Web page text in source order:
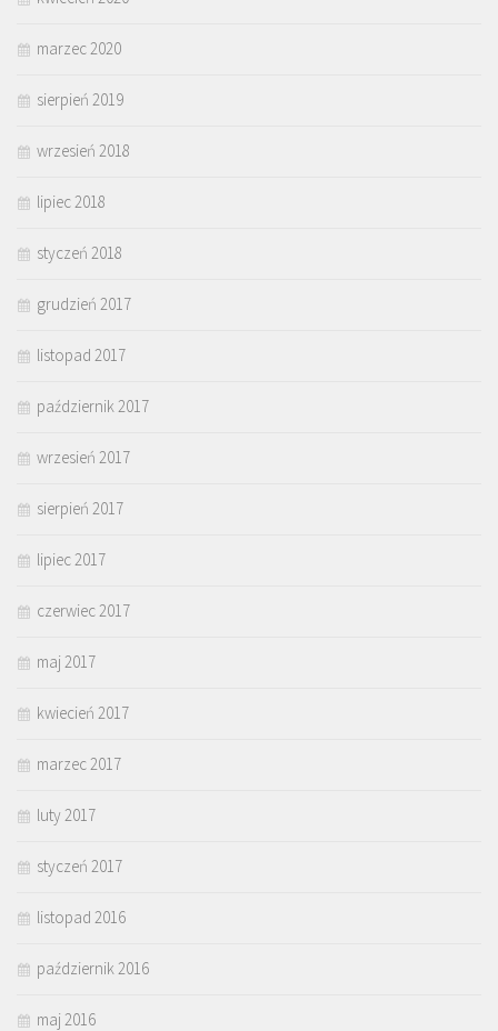
marzec 2020
sierpień 2019
wrzesień 2018
lipiec 2018
styczeń 2018
grudzień 2017
listopad 2017
październik 2017
wrzesień 2017
sierpień 2017
lipiec 2017
czerwiec 2017
maj 2017
kwiecień 2017
marzec 2017
luty 2017
styczeń 2017
listopad 2016
październik 2016
maj 2016